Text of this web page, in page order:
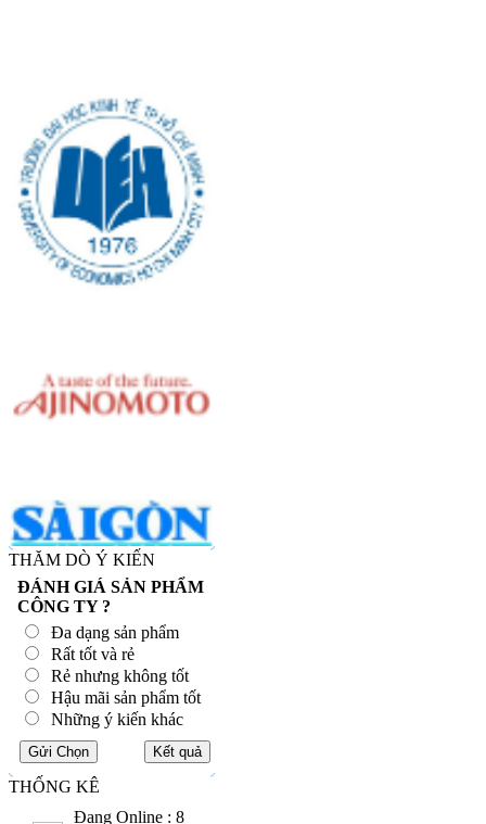
THĂM DÒ Ý KIẾN
ĐÁNH GIÁ SẢN PHẨM
CÔNG TY ?
Đa dạng sản phẩm
Rất tốt và rẻ
Rẻ nhưng không tốt
Hậu mãi sản phẩm tốt
Những ý kiến khác
THỐNG KÊ
Đang Online : 8